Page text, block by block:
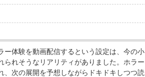
ー体験を動画配信するという設定は、今の小
れそうなリアリティがありました。ホラー
、次の展開を予想しながらドキドキしつつ読